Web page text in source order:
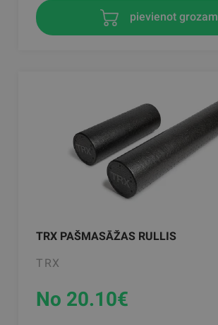
pievienot grozam
TRX PAŠMASĀŽAS RULLIS
TRX
No 20.10€